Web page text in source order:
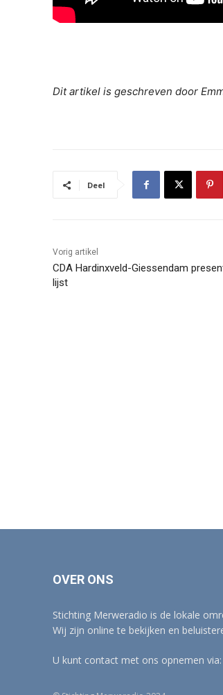
Dit artikel is geschreven door
Deel
Vorig artikel
CDA Hardinxveld-Giessendam
lijst
OVER ONS
Stichting Merweradio is de lokale
Wij zijn online te bekijken en
U kunt contact met ons opnemen via: